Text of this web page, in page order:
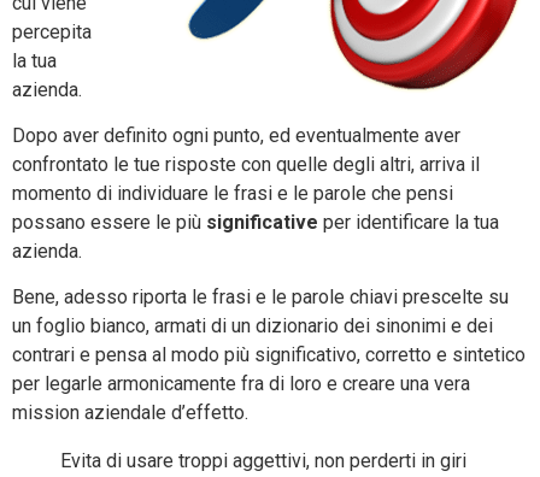
percepita
la tua
azienda.
Dopo aver definito ogni punto, ed eventualmente aver
confrontato le tue risposte con quelle degli altri, arriva il
momento di individuare le frasi e le parole che pensi
possano essere le più significative per identificare la tua
azienda.
Bene, adesso riporta le frasi e le parole chiavi prescelte su
un foglio bianco, armati di un dizionario dei sinonimi e dei
contrari e pensa al modo più significativo, corretto e sintetico
per legarle armonicamente fra di loro e creare una vera
mission aziendale d’effetto.
Evita di usare troppi aggettivi, non perderti in giri